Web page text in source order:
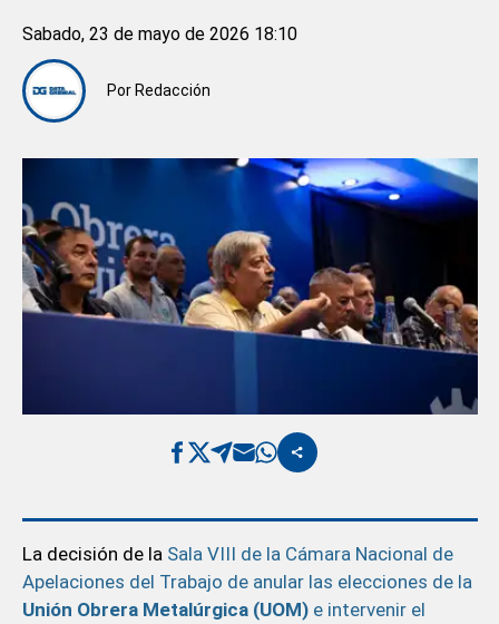
Por Redacción
Sabado, 23 de mayo de 2026 18:10
La decisión de la Sala VIII de la Cámara Nacional de
Apelaciones del Trabajo de anular las elecciones de la
Unión Obrera Metalúrgica (UOM) e intervenir el